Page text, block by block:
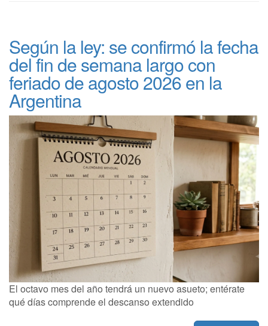
Según la ley: se confirmó la fecha
del fin de semana largo con
feriado de agosto 2026 en la
Argentina
El octavo mes del año tendrá un nuevo asueto; entérate
qué días comprende el descanso extendido